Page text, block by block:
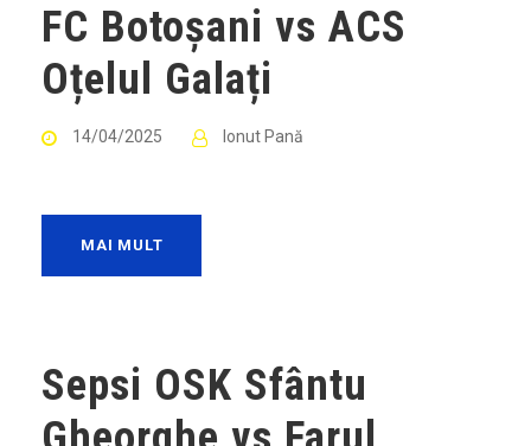
FC Botoșani vs ACS
Oțelul Galați
14/04/2025 Ionut Pană
MAI MULT
Sepsi OSK Sfântu